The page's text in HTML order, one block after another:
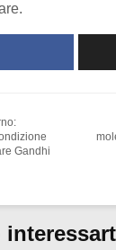
Gandhi